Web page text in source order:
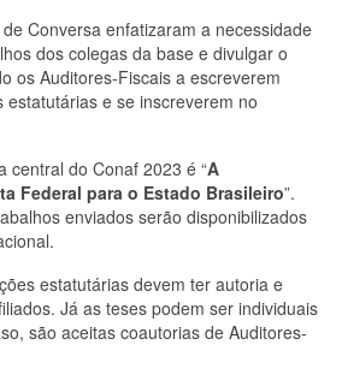
Conversa enfatizaram a necessidade
dos colegas da base e divulgar o
os Auditores-Fiscais a escreverem
e se inscreverem no
central do Conaf 2023 é “A
Federal para o Estado Brasileiro”.
enviados serão disponibilizados
estatutárias devem ter autoria e
Já as teses podem ser individuais
são aceitas coautorias de Auditores-